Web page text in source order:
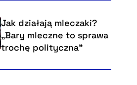
Jak działają mleczaki?
„Bary mleczne to sprawa
trochę polityczna”